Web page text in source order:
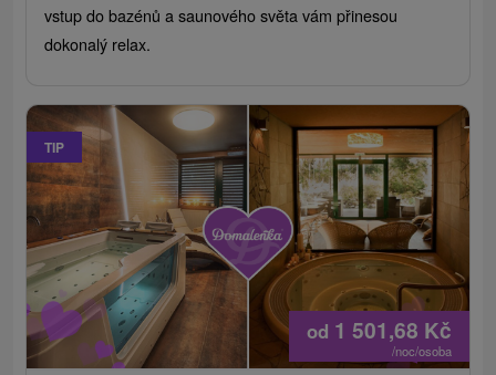
vstup do bazénů a saunového světa vám přinesou
dokonalý relax.
TIP
od 1 501,68 Kč
/noc/osoba